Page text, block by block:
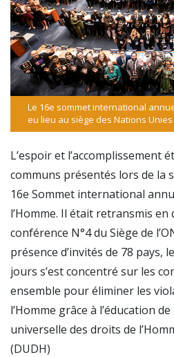
Le 16e sommet international
eu lieu au siège des Nations Unies
L’espoir et l’accomplissement
communs présentés lors de la
16e Sommet international
l’Homme. Il était retransmis en
conférence N°4 du Siège de
présence d’invités de 78 pays,
jours s’est concentré sur les
ensemble pour éliminer les
l’Homme grâce à l’éducation
universelle des droits de
(DUDH)